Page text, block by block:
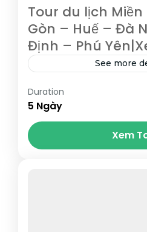
Tour du lịch Miền
Gòn – Huế – Đà
Định – Phú
See more
Hành trình sẽ đưa
nhiều địa danh: Nha
Nhơn, Bình Định, Huế,
Bình Định,Đà Nẵng,Hội
Duration
5 Ngày
Xem